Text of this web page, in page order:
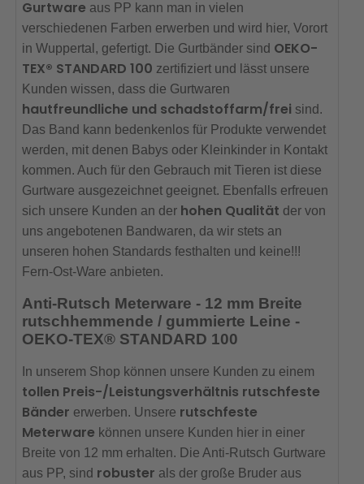
Gurtware aus PP kann man in vielen
verschiedenen Farben erwerben und wird hier, Vorort
in Wuppertal, gefertigt. Die Gurtbänder sind OEKO-
TEX® STANDARD 100 zertifiziert und lässt unsere
Kunden wissen, dass die Gurtwaren
hautfreundliche und schadstoffarm/frei sind.
Das Band kann bedenkenlos für Produkte verwendet
werden, mit denen Babys oder Kleinkinder in Kontakt
kommen. Auch für den Gebrauch mit Tieren ist diese
Gurtware ausgezeichnet geeignet. Ebenfalls erfreuen
sich unsere Kunden an der hohen Qualität der von
uns angebotenen Bandwaren, da wir stets an
unseren hohen Standards festhalten und keine!!!
Fern-Ost-Ware anbieten.
Anti-Rutsch Meterware - 12 mm Breite
rutschhemmende / gummierte Leine -
OEKO-TEX® STANDARD 100
In unserem Shop können unsere Kunden zu einem
tollen Preis-/Leistungsverhältnis rutschfeste
Bänder erwerben. Unsere rutschfeste
Meterware können unsere Kunden hier in einer
Breite von 12 mm erhalten. Die Anti-Rutsch Gurtware
aus PP, sind robuster als der große Bruder aus